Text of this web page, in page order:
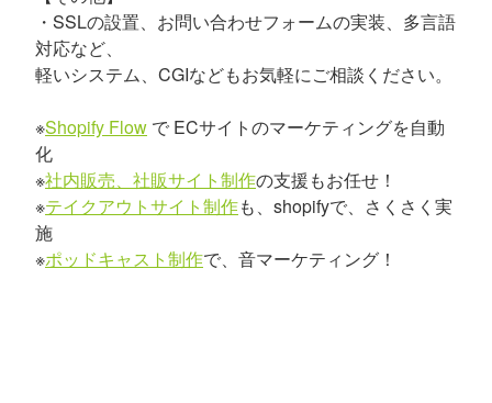
・SSLの設置、お問い合わせフォームの実装、多言語
対応など、
軽いシステム、CGIなどもお気軽にご相談ください。
※Shopify Flow で ECサイトのマーケティングを自動
化
※社内販売、社販サイト制作の支援もお任せ！
※テイクアウトサイト制作も、shopifyで、さくさく実
施
※ポッドキャスト制作で、音マーケティング！